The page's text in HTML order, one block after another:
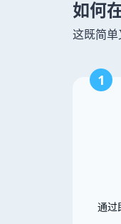
如何
这既简单
1
通过